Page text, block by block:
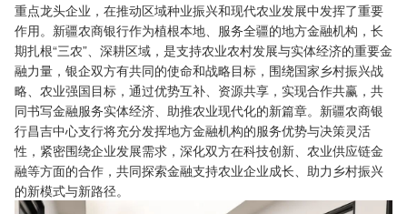
重点龙头企业，在推动区域种业振兴和现代农业发展中发挥了重要
作用。新疆农商银行作为植根本地、服务全疆的地方金融机构，长
期扎根“三农”、深耕区域，是支持农业农村发展与实体经济的重要金
融力量，银企双方有共同的使命和战略目标，围绕国家乡村振兴战
略、农业强国目标，通过优势互补、资源共享，实现合作共赢，共
同书写金融服务实体经济、助推农业现代化的新篇章。新疆农商银
行昌吉中心支行将充分发挥地方金融机构的服务优势与决策灵活
性，紧密围绕企业发展需求，深化双方在科技创新、农业供应链金
融等方面的合作，共同探索金融支持农业企业成长、助力乡村振兴
的新模式与新路径。